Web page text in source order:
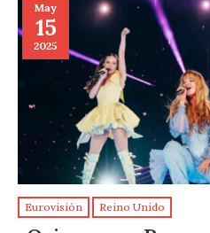
May
15
2025
Eurovisión Reino Unido